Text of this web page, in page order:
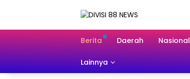
Berita Daerah Nasional
Lainnya